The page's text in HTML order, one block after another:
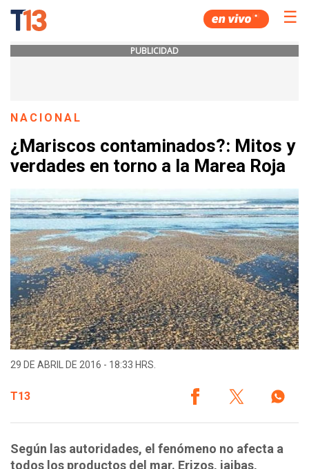
☰
PUBLICIDAD
NACIONAL
¿Mariscos contaminados?: Mitos y
verdades en torno a la Marea Roja
29 DE ABRIL DE 2016 - 18:33 HRS.
T13
Según las autoridades, el fenómeno no afecta a
todos los productos del mar. Erizos, jaibas,